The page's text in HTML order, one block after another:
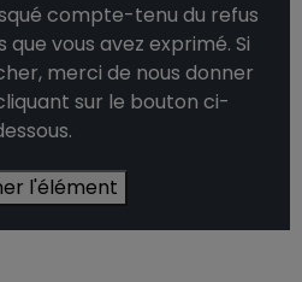
compte-tenu du refus
vous avez exprimé. Si
merci de nous donner
sur le bouton ci-
l'élément